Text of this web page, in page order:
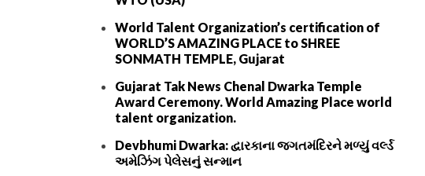
World Talent Organization’s certification of
WORLD’S AMAZING PLACE to SHREE
SONMATH TEMPLE, Gujarat
Gujarat Tak News Chenal Dwarka Temple
Award Ceremony. World Amazing Place world
talent organization.
Devbhumi Dwarka: દ્વારકાના જગતમંદિરને મળ્યું વર્લ્ડ
અમેઝિંગ પેલેસનું સન્માન